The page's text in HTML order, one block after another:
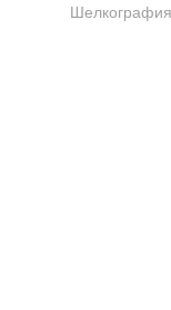
Шелкография